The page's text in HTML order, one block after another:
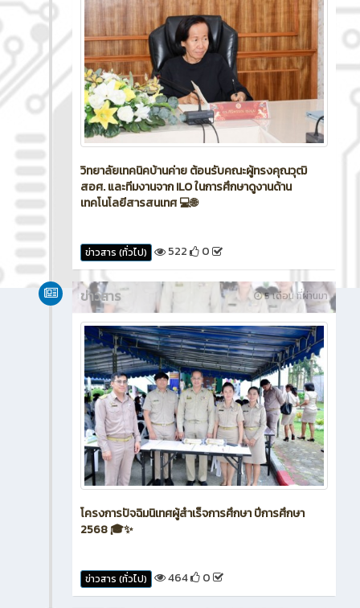
วิทยาลัยเทคนิคบ้านค่าย ต้อนรับคณะผู้ทรงคุณวุฒิ
สอศ. และทีมงานจาก ILO ในการศึกษาดูงานด้าน
เทคโนโลยีสารสนเทศ 💻🌐
ข่าวสาร (ทั่วไป) 522 0
5 เดือน ที่ผ่านมา
ข่าวสาร
โครงการปัจฉิมนิเทศผู้สำเร็จการศึกษา ปีการศึกษา
2568 🎓✨
ข่าวสาร (ทั่วไป) 464 0